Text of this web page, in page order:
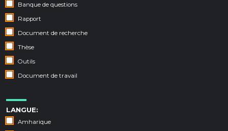
Banque de questions
Rapport
Document de recherche
Thèse
Outils
Document de travail
LANGUE:
Amharique